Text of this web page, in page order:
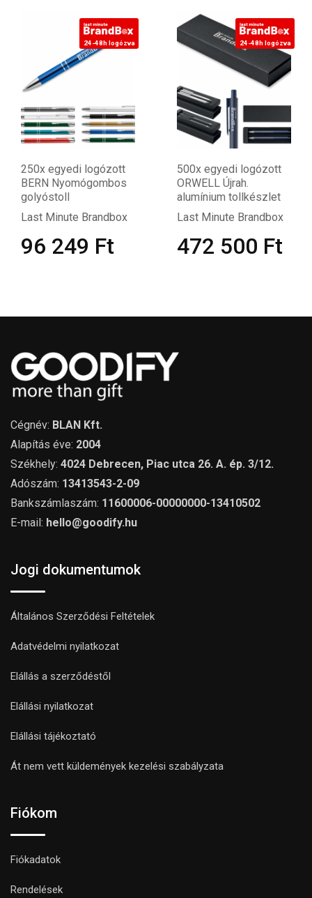
24-48h logózva
500x egyedi logózott
ORWELL Újrah.
alumínium tollkészlet
Last Minute Brandbox
472 500
24-48h
50x egyedi
ORWELL Újrah.
alumínium
Last Minute
67 501
Cégnév: BLAN Kft.
Alapítás éve: 2004
Székhely: 4024 Debrecen, Piac utca 26. A. ép. 3/12.
Adószám: 13413543-2-09
Bankszámlaszám: 11600006-00000000-13410502
E-mail: hello@goodify.hu
Jogi dokumentumok
Általános Szerződési Feltételek
Adatvédelmi nyilatkozat
Elállás a szerződéstől
Elállási nyilatkozat
Elállási tájékoztató
Át nem vett küldemények kezelési szabályzata
Fiókom
Fiókadatok
Rendelések